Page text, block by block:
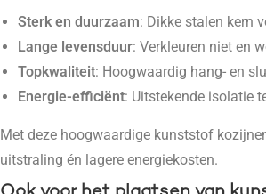
Sterk en duurzaam: Dikke stalen kern
Lange levensduur: Verkleuren niet en
Topkwaliteit: Hoogwaardig hang- en
Energie-efficiënt: Uitstekende isolatie
Met deze hoogwaardige kunststof
uitstraling én lagere energiekosten.